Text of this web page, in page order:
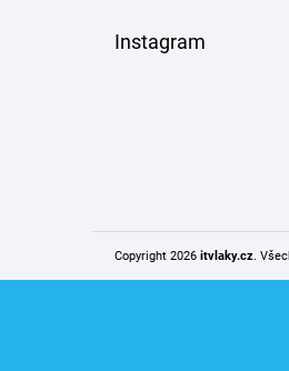
Instagram
Copyright 2026 itvlaky.cz.